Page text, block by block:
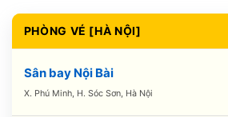
PHÒNG VÉ [HÀ NỘI]
Sân bay Nội Bài
X. Phú Minh, H. Sóc Sơn, Hà Nội